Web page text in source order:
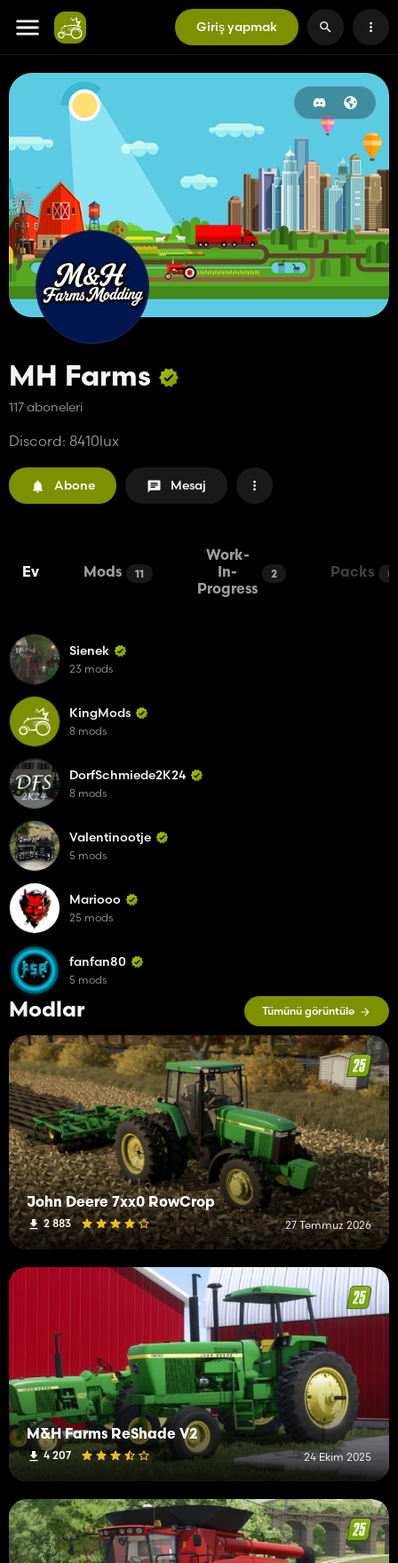
Giriş yapmak
MH Farms
117 aboneleri
Discord: 8410lux
Abone Mesaj
Ev Mods 11
Work-
In-
Progress
2 Packs 0
Modlar Tümünü görüntüle
John Deere 7xx0 RowCrop
2 883 27 Temmuz 2026
M&H Farms ReShade V2
4 207 24 Ekim 2025
Sienek
23 mods
KingMods
8 mods
DorfSchmiede2K24
8 mods
Valentinootje
5 mods
Mariooo
25 mods
fanfan80
5 mods